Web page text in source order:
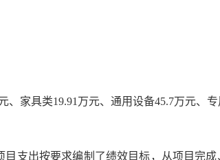
、家具类19.91万元、通用设备45.7万元、专
目支出按要求编制了绩效目标，从项目完